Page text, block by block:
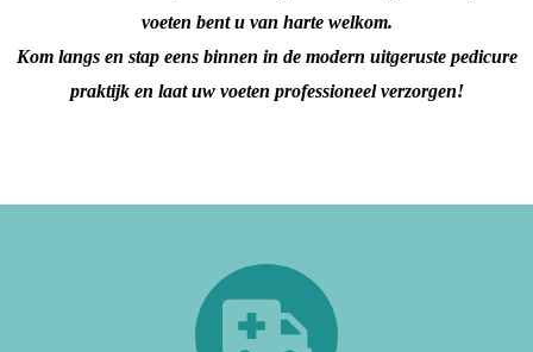
voeten bent u van harte welkom.
Kom langs en stap eens binnen in de modern uitgeruste pedicure
praktijk en laat uw voeten professioneel verzorgen!